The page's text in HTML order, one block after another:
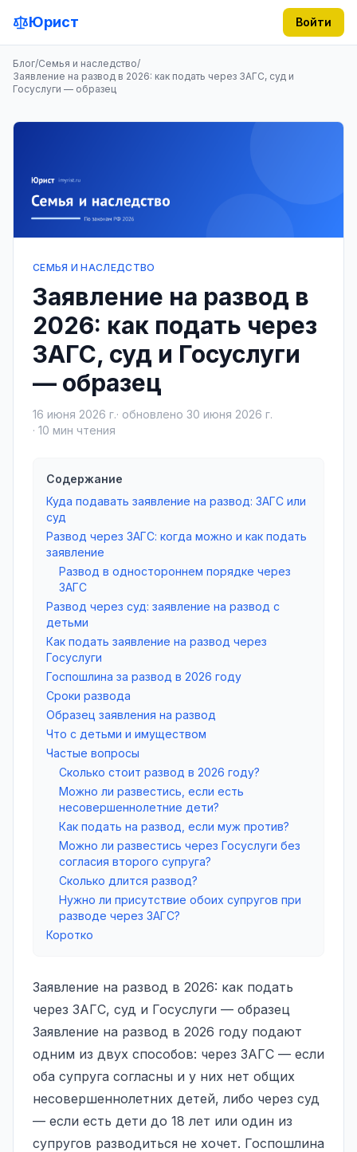
Юрист Войти
Блог/Семья и наследство/
Заявление на развод в 2026: как подать через ЗАГС, суд и
Госуслуги — образец
СЕМЬЯ И НАСЛЕДСТВО
Заявление на развод в
2026: как подать через
ЗАГС, суд и Госуслуги
— образец
16 июня 2026 г.· обновлено 30 июня 2026 г.
· 10 мин чтения
Содержание
Куда подавать заявление на развод: ЗАГС или
суд
Развод через ЗАГС: когда можно и как подать
заявление
Развод в одностороннем порядке через
ЗАГС
Развод через суд: заявление на развод с
детьми
Как подать заявление на развод через
Госуслуги
Госпошлина за развод в 2026 году
Сроки развода
Образец заявления на развод
Что с детьми и имуществом
Частые вопросы
Сколько стоит развод в 2026 году?
Можно ли развестись, если есть
несовершеннолетние дети?
Как подать на развод, если муж против?
Можно ли развестись через Госуслуги без
согласия второго супруга?
Сколько длится развод?
Нужно ли присутствие обоих супругов при
разводе через ЗАГС?
Коротко
Заявление на развод в 2026: как подать
через ЗАГС, суд и Госуслуги — образец
Заявление на развод в 2026 году подают
одним из двух способов: через ЗАГС — если
оба супруга согласны и у них нет общих
несовершеннолетних детей, либо через суд
— если есть дети до 18 лет или один из
супругов разводиться не хочет. Госпошлина